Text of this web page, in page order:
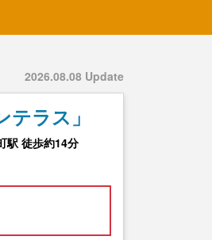
2026.08.08 Update
ラス」
駅 徒歩約14分